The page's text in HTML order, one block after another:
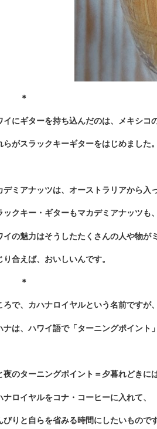
イにギターを持ち込んだのは、メキシコ
らがスラックキーギターをはじめました。
デミアナッツは、オーストラリアから入
ックキー・ギターもマカデミアナッツも
イの魅力はそうしたたくさんの人や物が
り合えば、おいしいんです。
ろで、カハナロイヤルという名前ですが
ナは、ハワイ語で「ターニングポイント
夜のターニングポイント＝夕暮れどきには
ナロイヤルをコナ・コーヒーに入れて、
びりと自らを省みる時間にしたいものです